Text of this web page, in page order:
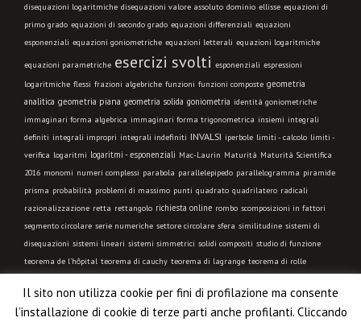
disequazioni logaritmiche disequazioni valore assoluto dominio ellisse equazioni di
primo grado equazioni di secondo grado equazioni differenziali equazioni
esponenziali equazioni goniometriche equazioni letterali equazioni logaritmiche
equazioni parametriche esercizi svolti esponenziali espressioni
logaritmiche flessi frazioni algebriche funzioni funzioni composte geometria
analitica geometria piana geometria solida goniometria identità goniometriche
immaginari forma algebrica immaginari forma trigonometrica insiemi integrali
definiti integrali impropri integrali indefiniti INVALSI iperbole limiti - calcolo limiti -
verifica logaritmi logaritmi - esponenziali Mac-Laurin Maturità Maturità Scientifica
2016 monomi numeri complessi parabola parallelepipedo parallelogramma piramide
prisma probabilità problemi di massimo punti quadrato quadrilatero radicali
razionalizzazione retta rettangolo richiesta online rombo scomposizioni in fattori
segmento circolare serie numeriche settore circolare sfera similitudine sistemi di
disequazioni sistemi lineari sistemi simmetrici solidi compositi studio di funzione
teorema de l'hôpital teorema di cauchy teorema di lagrange teorema di rolle
qualsiasi
triangolo rettangolo trigonometria VIDEO LEZIONE
Il sito non utilizza cookie per fini di profilazione ma consente
l’installazione di cookie di terze parti anche profilanti. Cliccando